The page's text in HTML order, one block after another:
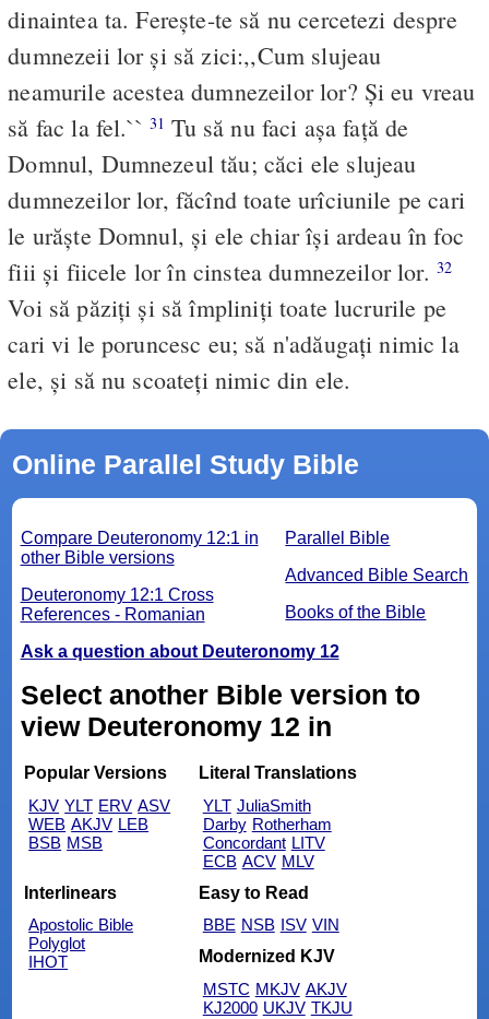
dinaintea ta. Fereşte-te să nu cercetezi despre
dumnezeii lor şi să zici:,,Cum slujeau
neamurile acestea dumnezeilor lor? Şi eu vreau
să fac la fel.`` 31 Tu să nu faci aşa faţă de
Domnul, Dumnezeul tău; căci ele slujeau
dumnezeilor lor, făcînd toate urîciunile pe cari
le urăşte Domnul, şi ele chiar îşi ardeau în foc
fiii şi fiicele lor în cinstea dumnezeilor lor. 32
Voi să păziţi şi să împliniţi toate lucrurile pe
cari vi le poruncesc eu; să n'adăugaţi nimic la
ele, şi să nu scoateţi nimic din ele.
Online Parallel Study Bible
Parallel Bible
Advanced Bible Search
Books of the Bible
Compare Deuteronomy 12:1 in
other Bible versions
Deuteronomy 12:1 Cross
References - Romanian
Ask a question about Deuteronomy 12
Select another Bible version to
view Deuteronomy 12 in
Popular Versions
KJV YLT ERV ASV
WEB AKJV LEB
BSB MSB
Literal Translations
YLT JuliaSmith
Darby Rotherham
Concordant LITV
ECB ACV MLV
Interlinears
Apostolic Bible
Polyglot
IHOT
Easy to Read
BBE NSB ISV VIN
Modernized KJV
MSTC MKJV AKJV
KJ2000 UKJV TKJU